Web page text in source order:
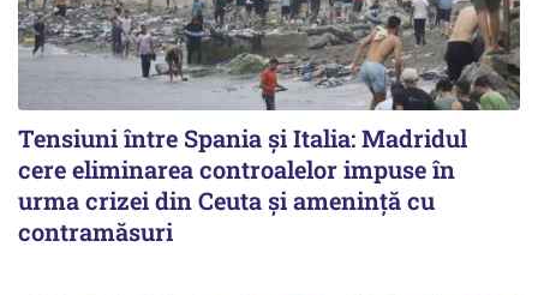
Tensiuni între Spania și Italia: Madridul
cere eliminarea controalelor impuse în
urma crizei din Ceuta și amenință cu
contramăsuri